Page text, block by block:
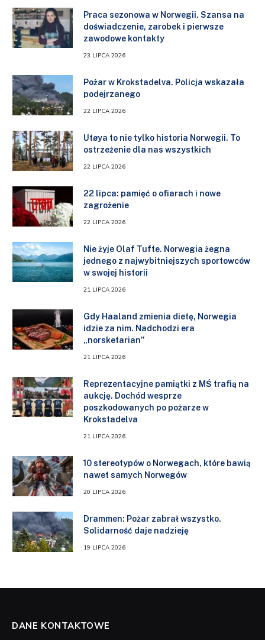
Praca sezonowa w Norwegii. Szansa na
doświadczenie, zarobek i pierwsze
zawodowe kontakty
23 LIPCA 2026
Pożar w Krokstadelva. Policja wskazała
podejrzanego
22 LIPCA 2026
Utøya to nie tylko historia Norwegii. To
ostrzeżenie dla nas wszystkich
22 LIPCA 2026
22 lipca: pamięć o ofiarach i nowe
zagrożenie
22 LIPCA 2026
Nie żyje Olaf Tufte. Norwegia żegna
jednego z najwybitniejszych sportowców
w swojej historii
21 LIPCA 2026
Gdy Haaland zmienia dietę, Norwegia
idzie za nim. Nadchodzi era
„norsketarian”
21 LIPCA 2026
Reprezentacyjne pamiątki z MŚ trafią na
aukcję. Dochód wesprze
poszkodowanych po pożarze w
Krokstadelva
21 LIPCA 2026
10 stereotypów o Norwegach, które bawią
nawet samych Norwegów
20 LIPCA 2026
Drammen: Pożar zabrał wszystko.
Solidarność daje nadzieję
19 LIPCA 2026
DANE KONTAKTOWE